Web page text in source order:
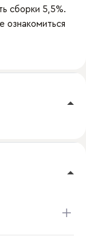
сборки 5,5%.
ознакомиться